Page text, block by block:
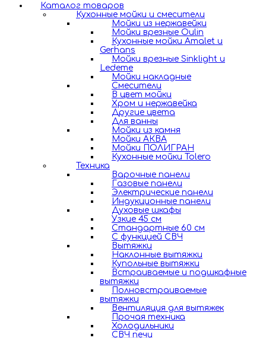
Каталог товаров
Кухонные мойки и смесители
Мойки из нержавейки
Мойки врезные Oulin
Кухонные мойки Amalet и
Gerhans
Мойки врезные Sinklight и
Ledeme
Мойки накладные
Смесители
В цвет мойки
Хром и нержавейка
Другие цвета
Для ванны
Мойки из камня
Мойки АКВА
Мойки ПОЛИГРАН
Кухонные мойки Tolero
Техника
Варочные панели
Газовые панели
Электрические панели
Индукционные панели
Духовые шкафы
Узкие 45 см
Стандартные 60 см
С функцией СВЧ
Вытяжки
Наклонные вытяжки
Купольные вытяжки
Встраиваемые и подшкафные
вытяжки
Полновстраиваемые
вытяжки
Вентиляция для вытяжек
Прочая техника
Холодильники
СВЧ печи